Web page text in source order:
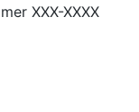
XXX-XXXX